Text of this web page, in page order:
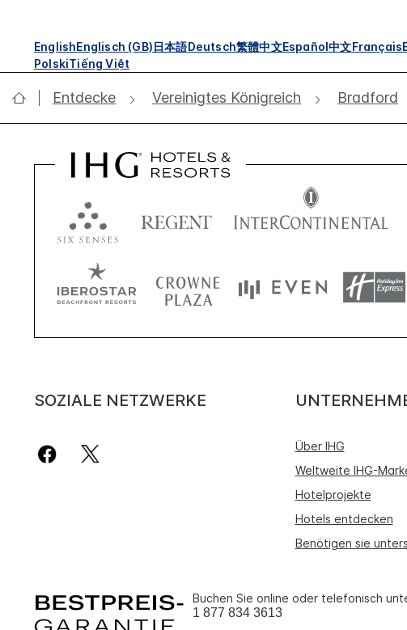
EnglishEnglisch (GB)日本語Deutsch繁體中文Español中文Français
PolskiTiếng Việt
Entdecke Vereinigtes Königreich Bradford
SOZIALE NETZWERKE
Über IHG
Weltweite IHG-
Hotelprojekte
Hotels entdecken
Benötigen sie
Buchen Sie online oder telefonisch
1 877 834 3613